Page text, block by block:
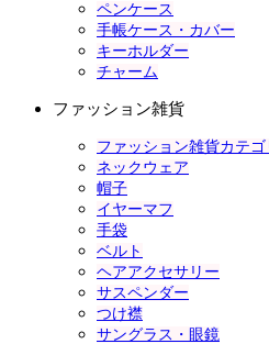
ペンケース
手帳ケース・カバー
キーホルダー
チャーム
ファッション雑貨
ファッション雑貨カテゴ
ネックウェア
帽子
イヤーマフ
手袋
ベルト
ヘアアクセサリー
サスペンダー
つけ襟
サングラス・眼鏡